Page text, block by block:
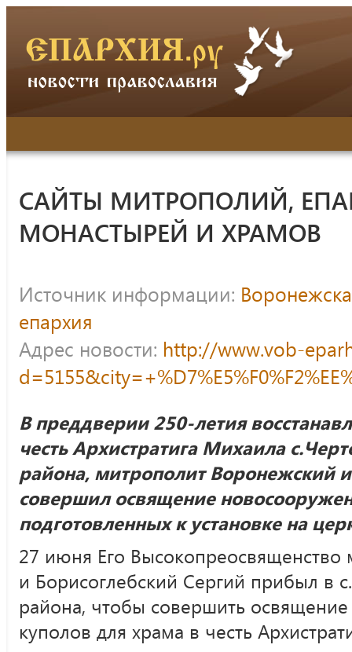
САЙТЫ МИТРОПОЛИЙ,
МОНАСТЫРЕЙ И ХРАМОВ
Источник информации:
епархия
Адрес новости: http://www.vob-
В преддверии 250-летия
честь Архистратига Михаила
района, митрополит Воронежский
совершил освящение
подготовленных к установке на
27 июня Его
и Борисоглебский Сергий прибыл в
района, чтобы совершить
куполов для храма в честь